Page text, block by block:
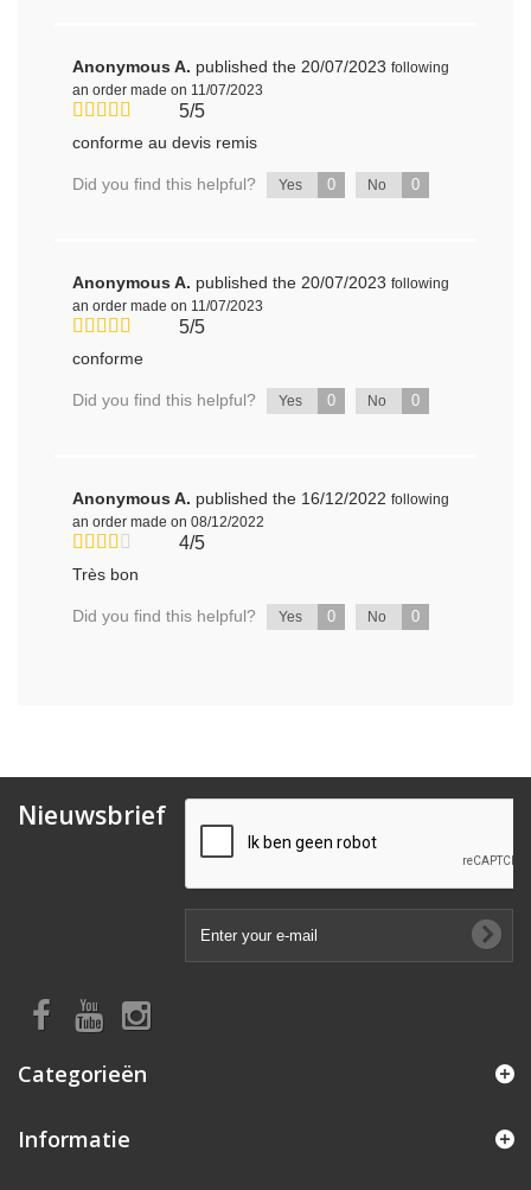
Anonymous A. published the 20/07/2023 following
an order made on 11/07/2023
5/5
conforme au devis remis
Did you find this helpful? Yes 0 No 0
Anonymous A. published the 20/07/2023 following
an order made on 11/07/2023
5/5
conforme
Did you find this helpful? Yes 0 No 0
Anonymous A. published the 16/12/2022 following
an order made on 08/12/2022
4/5
Très bon
Did you find this helpful? Yes 0 No 0
Nieuwsbrief
Categorieën
Informatie